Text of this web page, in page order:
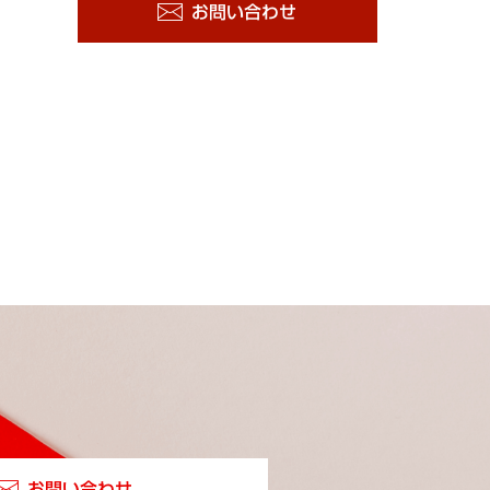
お問い合わせ